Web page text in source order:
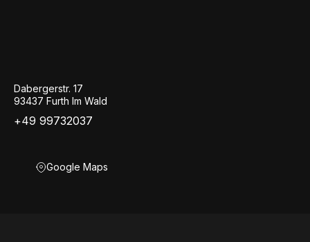
Dabergerstr. 17
93437 Furth Im Wald
+49 99732037
Google Maps